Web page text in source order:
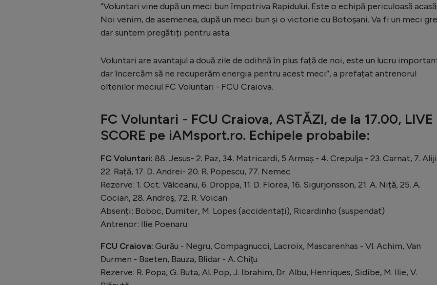
”Voluntari vine după un meci bun împotriva Rapidului. Este o echipă periculoasă
Noi venim, de asemenea, după un meci bun și o victorie cu Botoșani. Va fi un meci
dar suntem pregătiți pentru asta.
Voluntari are avantajul a două zile de odihnă în plus față de noi, este un lucru
dar încercăm să ne recuperăm energia pentru acest meci”, a prefațat antrenorul
oltenilor meciul FC Voluntari - FCU Craiova.
FC Voluntari - FCU Craiova, ASTĂZI, de la 17.00, LIVE
SCORE pe iAMsport.ro. Echipele probabile:
FC Voluntari: 88. Jesus- 2. Paz, 34. Matricardi, 5 Armaș - 4. Crepulja - 23. Carnat, 7.
22. Rață, 17. D. Andrei- 20. R. Popescu, 77. Nemec
Rezerve: 1. Oct. Vâlceanu, 6. Droppa, 11. D. Florea, 16. Sigurjonsson, 21. A. Niță, 25. A.
Cocian, 28. Andreș, 72. R. Voican
Absenți: Boboc, Dumiter, M. Lopes (accidentați), Ricardinho (suspendat)
Antrenor: Ilie Poenaru
FCU Craiova: Gurău - Negru, Compagnucci, Lacroix, Mascarenhas - Vl. Achim, Van
Durmen - Baeten, Bauza, Blidar - A. Chiţu
Rezerve: R. Popa, G. Buta, Al. Pop, J. Ibrahim, Dr. Albu, Henriques, Sidibe, M. Ilie, V.